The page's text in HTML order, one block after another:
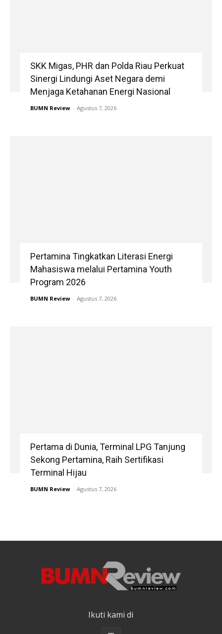
SKK Migas, PHR dan Polda Riau Perkuat
Sinergi Lindungi Aset Negara demi
Menjaga Ketahanan Energi Nasional
BUMN Review - Agustus 7, 2026
Pertamina Tingkatkan Literasi Energi
Mahasiswa melalui Pertamina Youth
Program 2026
BUMN Review - Agustus 7, 2026
Pertama di Dunia, Terminal LPG Tanjung
Sekong Pertamina, Raih Sertifikasi
Terminal Hijau
BUMN Review - Agustus 7, 2026
Ikuti kami di